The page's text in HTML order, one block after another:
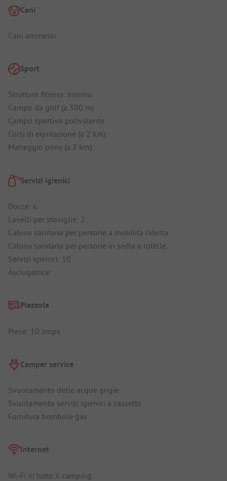
Cani
Cani ammessi
Sport
Strutture fitness: interno
Campo da golf (a 300 m)
Campo sportivo polivalente
Corsi di equitazione (a 2 km)
Maneggio pony (a 2 km)
Servizi igienici
Docce: 6
Lavelli per stoviglie: 2
Cabina sanitaria per persone a mobilità ridotta
Cabina sanitaria per persone in sedia a rotelle
Servizi igienici: 10
Asciugatrice
Piazzola
Prese: 10 amps
Camper service
Svuotamento delle acque grigie
Svuotamento servizi igienici a cassetta
Fornitura bombole gas
Internet
Wi-Fi in tutto il camping